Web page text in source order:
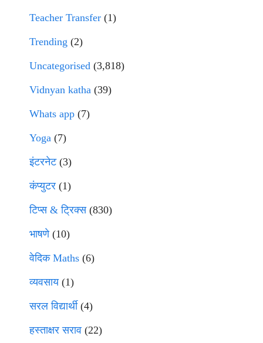
Teacher Transfer (1)
Trending (2)
Uncategorised (3,818)
Vidnyan katha (39)
Whats app (7)
Yoga (7)
इंटरनेट(3)
कंप्युटर (1)
टिप्स & ट्रिक्स(830)
भाषणे(10)
वेदिक Maths (6)
व्यवसाय(1)
सरल विद्यार्थी(4)
हस्ताक्षर सराव (22)